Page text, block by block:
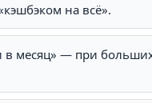
на всё».
в месяц» — при